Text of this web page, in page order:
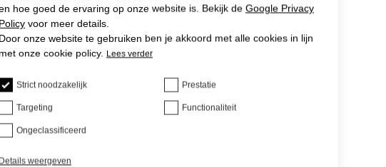
hoe goed de ervaring op onze website is. Bekijk de Google Privacy
voor meer details.
onze website te gebruiken ben je akkoord met alle cookies in lijn
onze cookie policy. Lees verder
Strict noodzakelijk Prestatie
Targeting Functionaliteit
Ongeclassificeerd
weergeven